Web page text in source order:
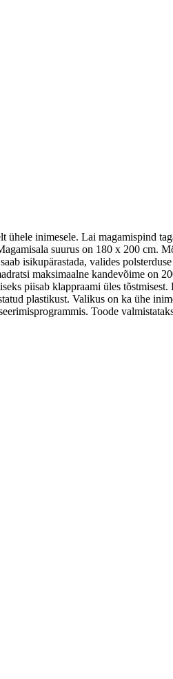
inimesele. Lai magamispind
suurus on 180 x 200 cm.
isikupärastada, valides
maksimaalne kandevõime on
piisab klappraami üles
plastikust. Valikus on ka ühe
Toode